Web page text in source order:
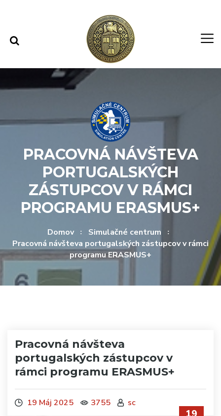
PRACOVNÁ NÁVŠTEVA
PORTUGALSKÝCH
ZÁSTUPCOV V RÁMCI
PROGRAMU ERASMUS+
Domov
Simulačné centrum
Pracovná návšteva portugalských zástupcov v rámci
programu ERASMUS+
Pracovná návšteva
portugalských zástupcov v
rámci programu ERASMUS+
19 Máj 2025 3755 sc